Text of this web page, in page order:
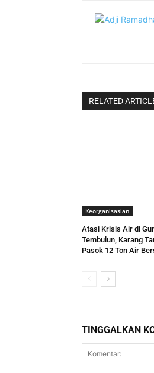
RELATED
Keorganisasian
Atasi Krisis Air di
Tembulun, Karang
Pasok 12 Ton Air
TINGGALKAN